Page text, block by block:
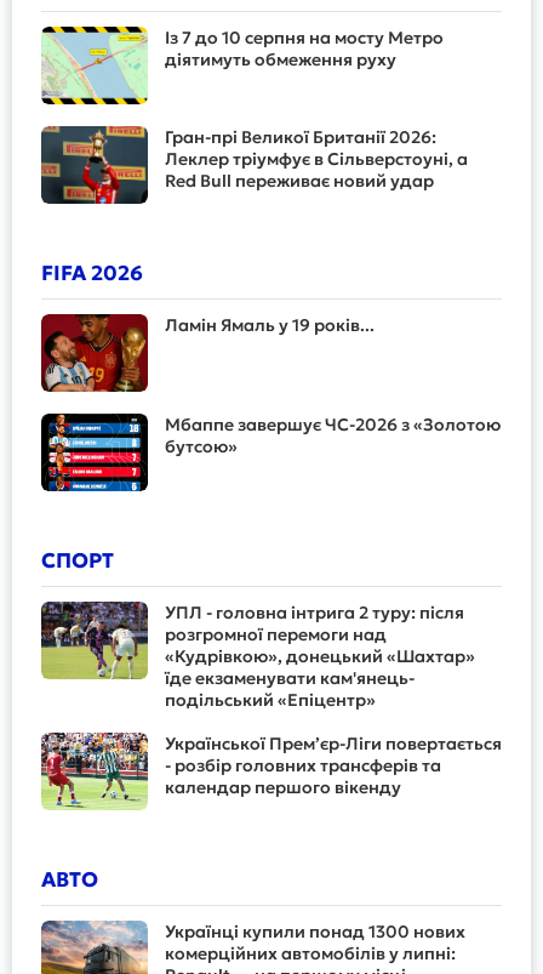
Із 7 до 10 серпня на мосту Метро
діятимуть обмеження руху
Гран-прі Великої Британії 2026:
Леклер тріумфує в Сільверстоуні, а
Red Bull переживає новий удар
FIFA 2026
Ламін Ямаль у 19 років...
Мбаппе завершує ЧС-2026 з «Золотою
бутсою»
СПОРТ
УПЛ - головна інтрига 2 туру: після
розгромної перемоги над
«Кудрівкою», донецький «Шахтар»
їде екзаменувати кам'янець-
подільський «Епіцентр»
Української Прем’єр-Ліги повертається
- розбір головних трансферів та
календар першого вікенду
АВТО
Українці купили понад 1300 нових
комерційних автомобілів у липні: